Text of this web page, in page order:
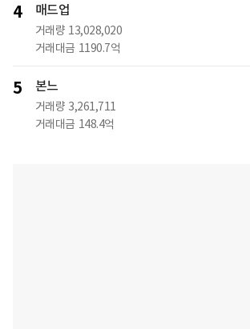
4 매드업
거래량 13,028,020
거래대금 1190.7억
5 본느
거래량 3,261,711
거래대금 148.4억